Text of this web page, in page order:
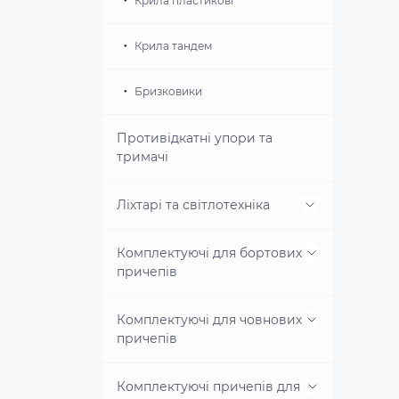
Маточини цапфи підшипники,
Пластини ресорні скоби
монтажні
Крила тандем
Бризковики
Противідкатні упори та
тримачі
Ліхтарі та світлотехніка
Ліхтарі лампові
Світловідбиваюча техніка
Вилки, розетки, роз'єми
Комплектуючі для бортових
причепів
Дуги для причепів
Комплектуючі для човнових
причепів
Бічні напрямні
Комплектуючі причепів для